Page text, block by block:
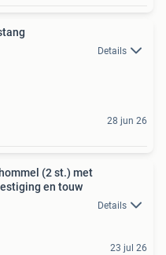
Details
28 jun 26
(2 st.) met
en touw
Details
23 jul 26